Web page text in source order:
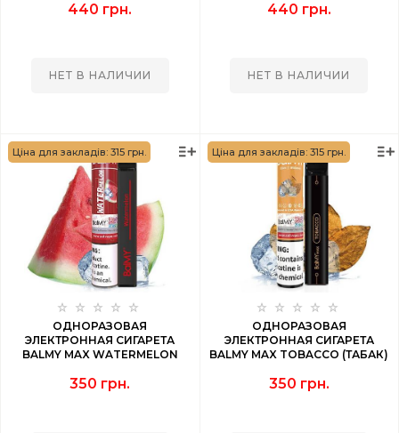
440 грн.
НЕТ В НАЛИЧИИ
440 грн.
НЕТ В НАЛИЧИИ
Ціна для закладів: 315 грн.
ОДНОРАЗОВАЯ
ЭЛЕКТРОННАЯ СИГАРЕТА
BALMY MAX WATERMELON
350 грн.
Ціна для закладів: 315 грн.
ОДНОРАЗОВАЯ
ЭЛЕКТРОННАЯ СИГАРЕТА
BALMY MAX TOBACCO (ТАБАК)
350 грн.